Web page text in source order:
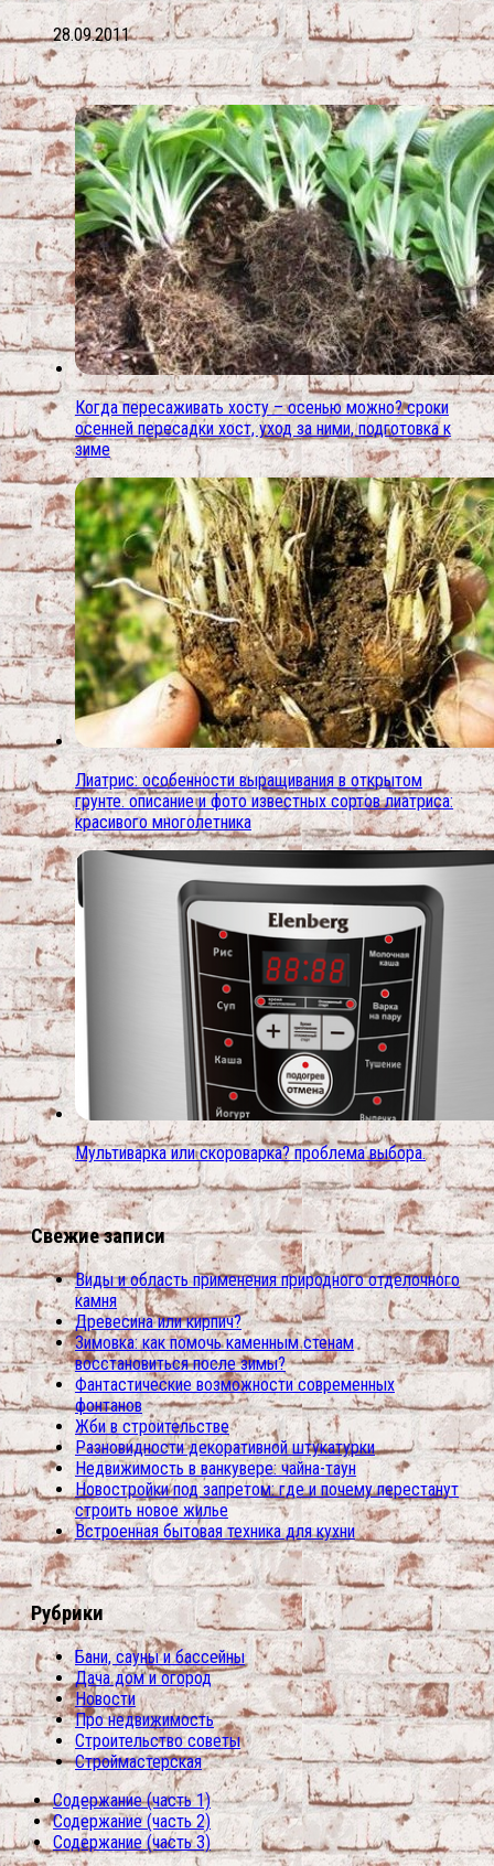
28.09.2011
Когда пересаживать хосту – осенью можно? сроки
осенней пересадки хост, уход за ними, подготовка к
зиме
Лиатрис: особенности выращивания в открытом
грунте. описание и фото известных сортов лиатриса:
красивого многолетника
Мультиварка или скороварка? проблема выбора.
Свежие записи
Виды и область применения природного отделочного
камня
Древесина или кирпич?
Зимовка: как помочь каменным стенам
восстановиться после зимы?
Фантастические возможности современных
фонтанов
Жби в строительстве
Разновидности декоративной штукатурки
Недвижимость в ванкувере: чайна-таун
Новостройки под запретом: где и почему перестанут
строить новое жилье
Встроенная бытовая техника для кухни
Рубрики
Бани, сауны и бассейны
Дача дом и огород
Новости
Про недвижимость
Строительство советы
Строймастерская
Содержание (часть 1)
Содержание (часть 2)
Содержание (часть 3)